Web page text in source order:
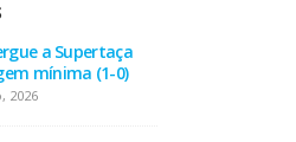
empresas na QSP
prioridades
em dois